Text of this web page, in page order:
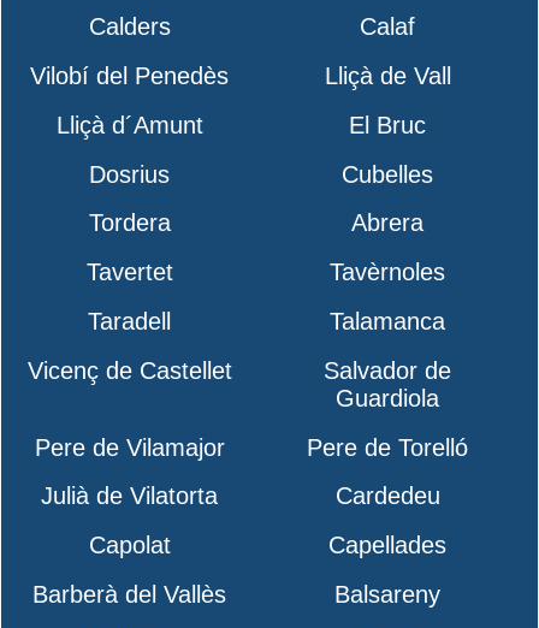
Calders
Calaf
Vilobí del Penedès
Lliçà de Vall
Lliçà d´Amunt
El Bruc
Dosrius
Cubelles
Tordera
Abrera
Tavertet
Tavèrnoles
Taradell
Talamanca
Vicenç de Castellet
Salvador de
Guardiola
Pere de Vilamajor
Pere de Torelló
Julià de Vilatorta
Cardedeu
Capolat
Capellades
Barberà del Vallès
Balsareny